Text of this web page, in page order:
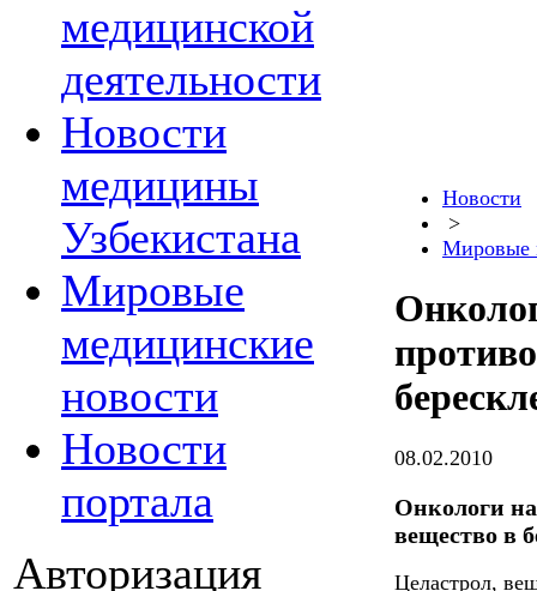
медицинской
деятельности
Новости
медицины
Узбекистана
Мировые
медицинские
новости
Новости
портала
Авторизация
Новости
>
Мировые
08.02.2010
Онкологи
вещество в
Целастрол,